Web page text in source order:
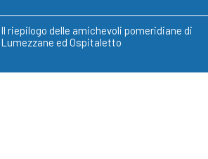
Il riepilogo delle amichevoli pomeridiane di
Lumezzane ed Ospitaletto